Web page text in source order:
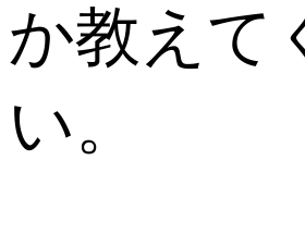
か教えて
い。